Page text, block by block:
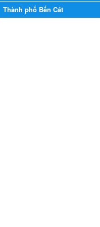
năm học 2023-2024
Kế hoạch Tổ chức Hội trại
Thành phố Bến Cát